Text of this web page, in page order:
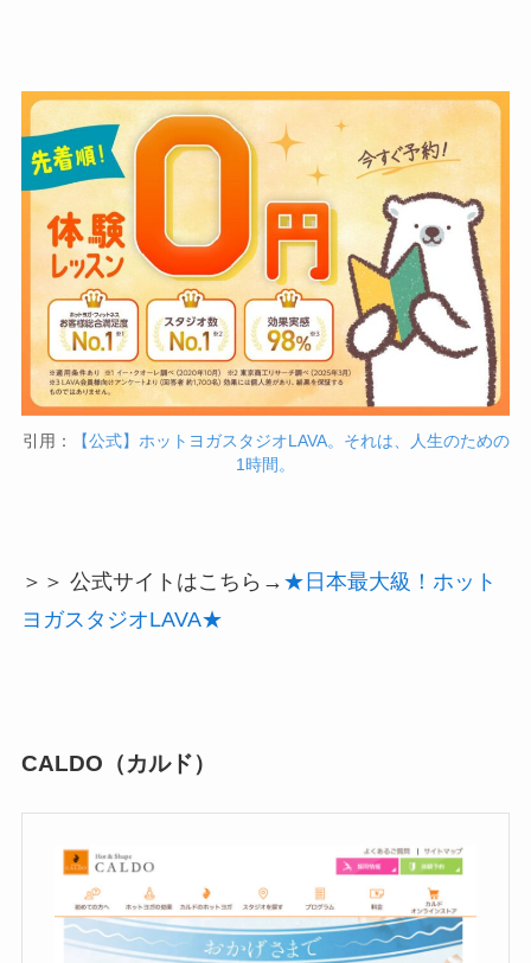
引用：
【公式】ホットヨガスタジオLAVA。それは、人生のための
1時間。
＞＞ 公式サイトはこちら→ ★日本最大級！ホット
ヨガスタジオLAVA★
CALDO（カルド）